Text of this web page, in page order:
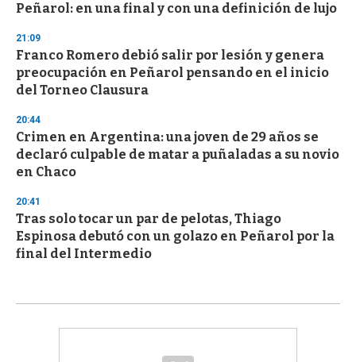
Peñarol: en una final y con una definición de lujo
21:09
Franco Romero debió salir por lesión y genera
preocupación en Peñarol pensando en el inicio
del Torneo Clausura
20:44
Crimen en Argentina: una joven de 29 años se
declaró culpable de matar a puñaladas a su novio
en Chaco
20:41
Tras solo tocar un par de pelotas, Thiago
Espinosa debutó con un golazo en Peñarol por la
final del Intermedio